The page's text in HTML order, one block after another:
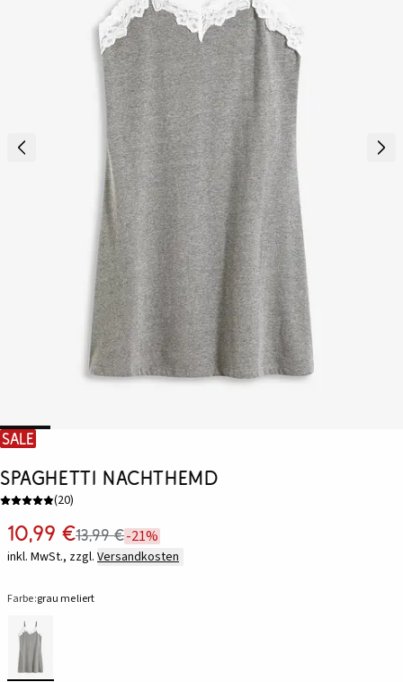
SALE
Spaghetti Nachthemd
(20)
10,99 €13,99 €-21%
inkl. MwSt., zzgl. Versandkosten
Farbe:grau meliert